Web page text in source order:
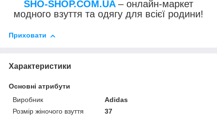
SHO-SHOP.COM.UA – онлайн-маркет
модного взуття та одягу для всієї родини!
Приховати
Характеристики
Основні атрибути
Виробник
Adidas
Розмір жіночого взуття
37